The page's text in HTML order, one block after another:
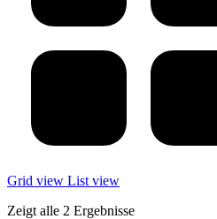
Grid view List view
Zeigt alle 2 Ergebnisse